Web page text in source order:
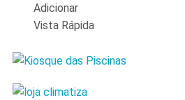
Adicionar
Vista Rápida